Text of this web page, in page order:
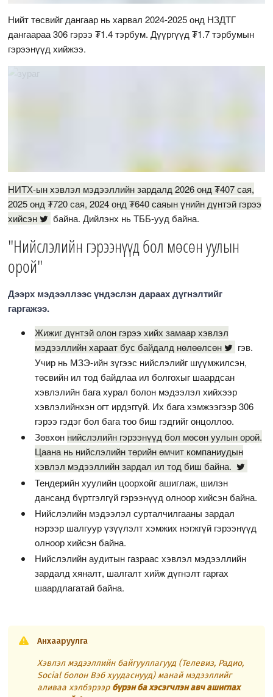
Нийт төсвийг дангаар нь харвал 2024-2025 онд НЗДТГ
дангаараа 306 гэрээ ₮1.4 тэрбум. Дүүргүүд ₮1.7 тэрбумын
гэрээнүүд хийжээ.
НИТХ-ын хэвлэл мэдээллийн зардалд 2026 онд ₮407 сая,
2025 онд ₮720 сая, 2024 онд ₮640 саяын үнийн дүнтэй гэрээ
хийсэн
байна. Дийлэнх нь ТББ-ууд байна.
"Нийслэлийн гэрээнүүд бол мөсөн уулын
орой"
Дээрх мэдээллээс үндэслэн дараах дүгнэлтийг
гаргажээ.
Жижиг дүнтэй олон гэрээ хийх замаар хэвлэл
мэдээллийн хараат бус байдалд нөлөөлсөн
гэв.
Учир нь МЗЭ-ийн зүгээс нийслэлийг шүүмжилсэн,
төсвийн ил тод байдлаа ил болгохыг шаардсан
хэвлэлийн бага хурал болон мэдээлэл хийхээр
хэвлэлийнхэн огт ирдэггүй. Их бага хэмжээгээр 306
гэрээ гэдэг бол бага тоо биш гэдгийг онцоллоо.
Зөвхөн нийслэлийн гэрээнүүд бол мөсөн уулын орой.
Цаана нь нийслэлийн төрийн өмчит компаниудын
хэвлэл мэдээллийн зардал ил тод биш байна.
Тендерийн хуулийн цоорхойг ашиглаж, шилэн
дансанд бүртгэлгүй гэрээнүүд олноор хийсэн байна.
Нийслэлийн мэдээлэл сурталчилгааны зардал
нэрээр шалгуур үзүүлэлт хэмжих нэгжгүй гэрээнүүд
олноор хийсэн байна.
Нийслэлийн аудитын газраас хэвлэл мэдээллийн
зардалд хяналт, шалгалт хийж дүгнэлт гаргах
шаардлагатай байна.
Анхааруулга
Хэвлэл мэдээллийн байгууллагууд (Телевиз, Радио,
Social болон Вэб хуудаснууд) манай мэдээллийг
аливаа хэлбэрээр бүрэн ба хэсэгчлэн авч ашиглах